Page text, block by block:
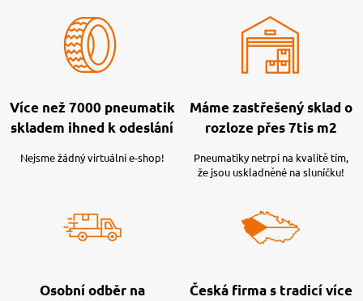
Více než 7000 pneumatik
skladem ihned k odeslání
Nejsme žádný virtuální e-shop!
Máme zastřešený sklad o
rozloze přes 7tis m2
Pneumatiky netrpí na kvalitě tím,
že jsou uskladněné na sluníčku!
Osobní odběr na
Česká firma s tradicí více